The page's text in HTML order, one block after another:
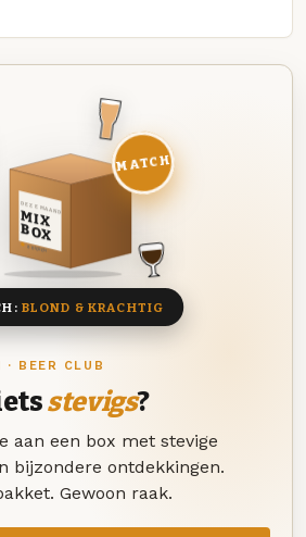
· BEER CLUB
stevigs?
aan een box met stevige
bijzondere ontdekkingen.
Gewoon raak.
DEZE MAAND
MIX
BOX
8 BIEREN
MATCH
BLOND & KRACHTIG